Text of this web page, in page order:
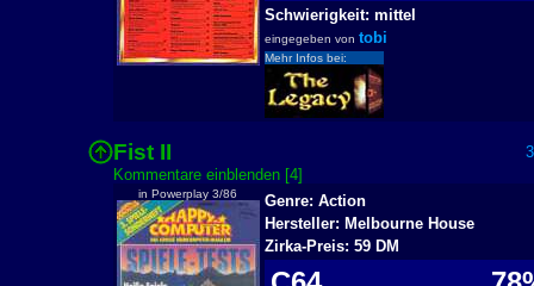
Schwierigkeit: mittel
eingegeben von tobi
Mehr Infos bei:
Fist II
Kommentare einblenden [4]
in Powerplay 3/86
Genre: Action
Hersteller: Melbourne House
Zirka-Preis: 59 DM